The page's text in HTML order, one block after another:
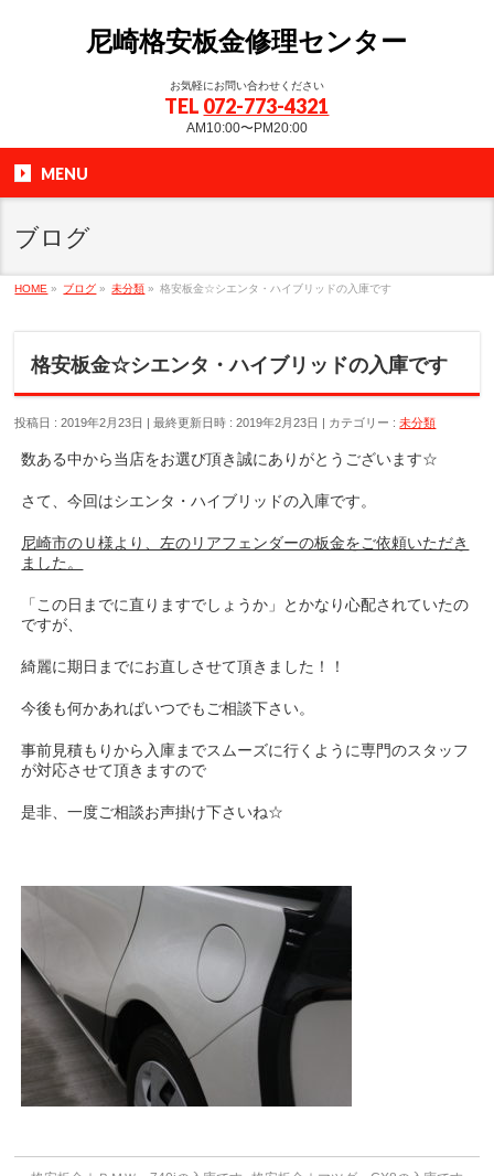
尼崎格安板金修理センター
お気軽にお問い合わせください
TEL 072-773-4321
AM10:00〜PM20:00
MENU
ブログ
HOME » ブログ » 未分類 » 格安板金☆シエンタ・ハイブリッドの入庫です
格安板金☆シエンタ・ハイブリッドの入庫です
投稿日 : 2019年2月23日 最終更新日時 : 2019年2月23日 カテゴリー :未分類
数ある中から当店をお選び頂き誠にありがとうございます☆
さて、今回はシエンタ・ハイブリッドの入庫です。
尼崎市のＵ様より、左のリアフェンダーの板金をご依頼いただき
ました。
「この日までに直りますでしょうか」とかなり心配されていたの
ですが、
綺麗に期日までにお直しさせて頂きました！！
今後も何かあればいつでもご相談下さい。
事前見積もりから入庫までスムーズに行くように専門のスタッフ
が対応させて頂きますので
是非、一度ご相談お声掛け下さいね☆